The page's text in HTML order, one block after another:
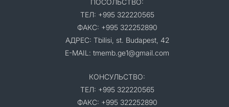
ПОСОЛЬСТВО:
ТЕЛ: +995 322220565
ФАКС: +995 322252890
АДРЕС: Tbilisi, st. Budapest, 42
E-MAIL: tmemb.ge1@gmail.com
КОНСУЛЬСТВО:
ТЕЛ: +995 322220565
ФАКС: +995 322252890